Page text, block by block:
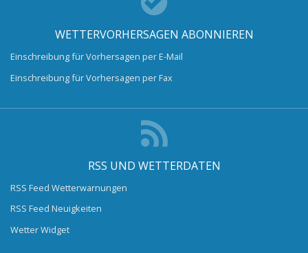
WETTERVORHERSAGEN ABONNIEREN
Einschreibung für Vorhersagen per E-Mail
Einschreibung für Vorhersagen per Fax
RSS UND WETTERDATEN
RSS Feed Wetterwarnungen
RSS Feed Neuigkeiten
Wetter Widget